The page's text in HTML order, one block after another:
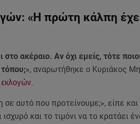
«Η πρώτη κάλπη
στο ακέραιο. Αν όχι εμείς, τότε
τόπου;», αναρωτήθηκε ο Κυριάκος
εκλογών.
σε αυτό που προτείνουμε;», είπε
και το τιμόνι να το κρατάει